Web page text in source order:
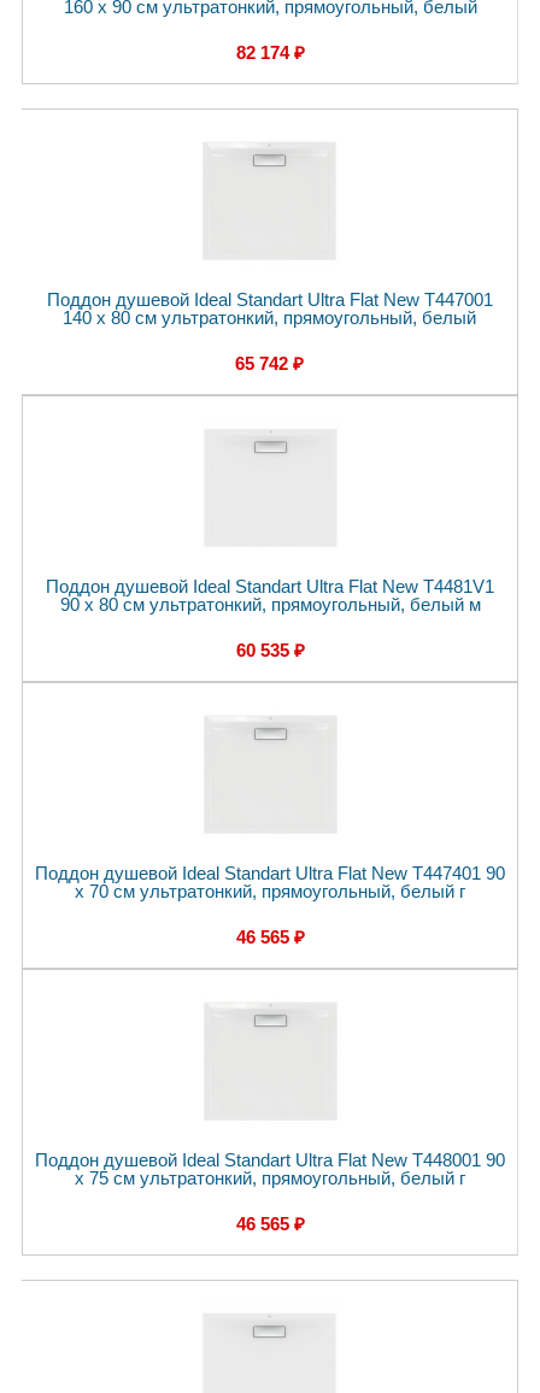
160 x 90 см ультратонкий, прямоугольный, белый
82 174 ₽
Поддон душевой Ideal Standart Ultra Flat New T447001
140 x 80 см ультратонкий, прямоугольный, белый
65 742 ₽
Поддон душевой Ideal Standart Ultra Flat New T4481V1
90 x 80 см ультратонкий, прямоугольный, белый м
60 535 ₽
Поддон душевой Ideal Standart Ultra Flat New T447401 90
x 70 см ультратонкий, прямоугольный, белый г
46 565 ₽
Поддон душевой Ideal Standart Ultra Flat New T448001 90
x 75 см ультратонкий, прямоугольный, белый г
46 565 ₽